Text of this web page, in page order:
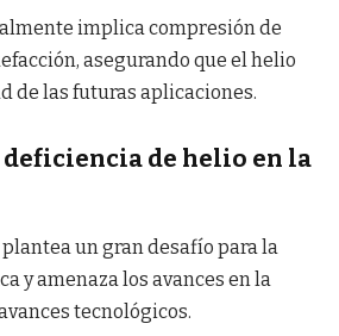
implica compresión de
asegurando que el helio
de las futuras aplicaciones.
deficiencia de helio en la
plantea un gran desafío para la
y amenaza los avances en la
tecnológicos.